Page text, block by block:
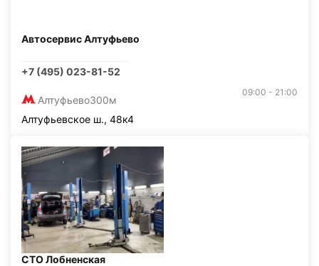
Автосервис Алтуфьево
+7 (495) 023-81-52
Алтуфьево300м
09:00 - 21:00
Алтуфьевское ш., 48к4
СТО Лобненская